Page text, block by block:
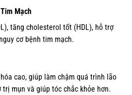
Mạch
tăng cholesterol tốt (HDL), hỗ trợ
cơ bệnh tim mạch.
cao, giúp làm chậm quá trình lão
trị mụn và giúp tóc chắc khỏe hơn.